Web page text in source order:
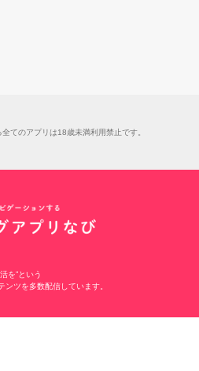
てのアプリは18歳未満利用禁止です。
を”という
ンツを多数配信しています。